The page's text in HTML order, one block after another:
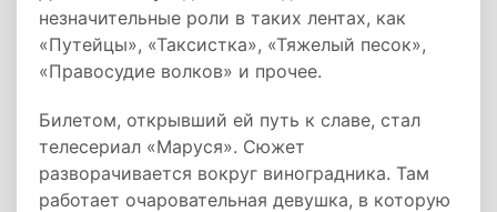
незначительные роли в таких лентах, как
«Путейцы», «Таксистка», «Тяжелый песок»,
«Правосудие волков» и прочее.
Билетом, открывший ей путь к славе, стал
телесериал «Маруся». Сюжет
разворачивается вокруг виноградника. Там
работает очаровательная девушка, в которую